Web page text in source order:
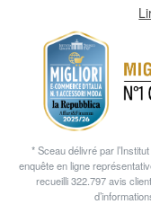
* Sceau délivré par
enquête en ligne
recueilli 322.797 avis